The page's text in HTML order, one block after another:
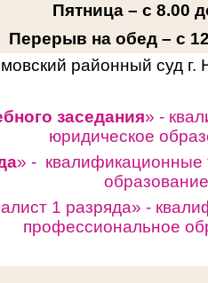
Пятница – с 8.00
Перерыв на обед – с
районный суд г.
заседания» -
юридическое
» - квалификационные
1 разряда» -
профессиональное